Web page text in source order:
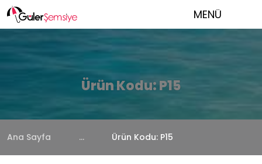
MENÜ
Ürün Kodu: P15
Ana Sayfa ... Ürün Kodu: P15